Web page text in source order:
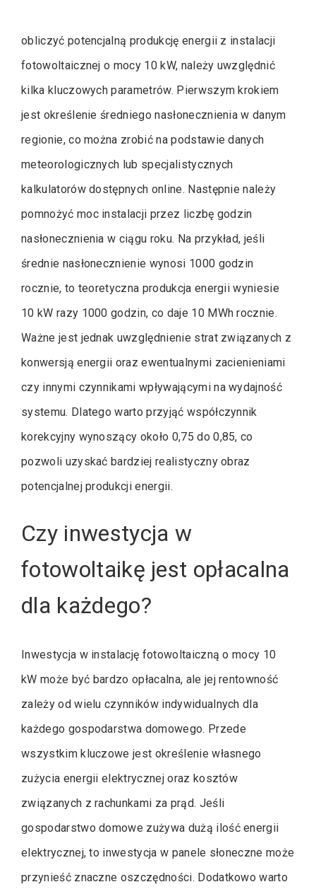
obliczyć potencjalną produkcję energii z instalacji
fotowoltaicznej o mocy 10 kW, należy uwzględnić
kilka kluczowych parametrów. Pierwszym krokiem
jest określenie średniego nasłonecznienia w danym
regionie, co można zrobić na podstawie danych
meteorologicznych lub specjalistycznych
kalkulatorów dostępnych online. Następnie należy
pomnożyć moc instalacji przez liczbę godzin
nasłonecznienia w ciągu roku. Na przykład, jeśli
średnie nasłonecznienie wynosi 1000 godzin
rocznie, to teoretyczna produkcja energii wyniesie
10 kW razy 1000 godzin, co daje 10 MWh rocznie.
Ważne jest jednak uwzględnienie strat związanych z
konwersją energii oraz ewentualnymi zacienieniami
czy innymi czynnikami wpływającymi na wydajność
systemu. Dlatego warto przyjąć współczynnik
korekcyjny wynoszący około 0,75 do 0,85, co
pozwoli uzyskać bardziej realistyczny obraz
potencjalnej produkcji energii.
Czy inwestycja w
fotowoltaikę jest opłacalna
dla każdego?
Inwestycja w instalację fotowoltaiczną o mocy 10
kW może być bardzo opłacalna, ale jej rentowność
zależy od wielu czynników indywidualnych dla
każdego gospodarstwa domowego. Przede
wszystkim kluczowe jest określenie własnego
zużycia energii elektrycznej oraz kosztów
związanych z rachunkami za prąd. Jeśli
gospodarstwo domowe zużywa dużą ilość energii
elektrycznej, to inwestycja w panele słoneczne może
przynieść znaczne oszczędności. Dodatkowo warto